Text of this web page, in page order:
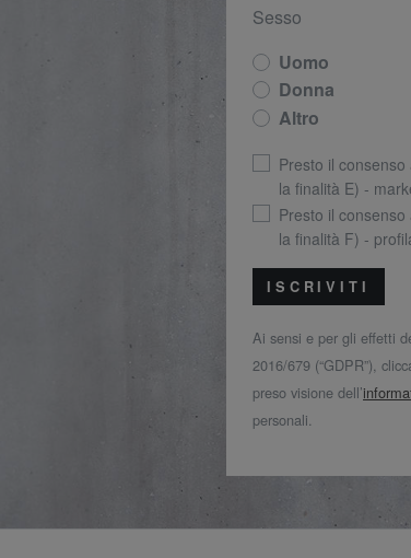
Sesso
Uomo
Donna
Altro
Presto il
la finalità E) -
Presto il
la finalità F) -
ISCRIVITI
Ai sensi e per gli effetti
2016/679 (“GDPR”),
preso visione dell’
personali.